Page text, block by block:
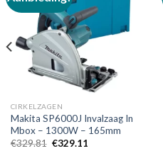
aan
CIRKELZAGEN
Makita SP6000J Invalzaag In
Mbox – 1300W – 165mm
€329.81 Oorspronkelijke
€329.11Huidige